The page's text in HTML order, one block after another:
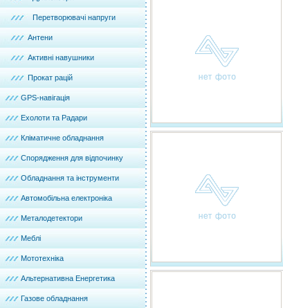
Перетворювачі напруги
Антени
Активні навушники
Прокат рацій
GPS-навігація
Ехолоти та Радари
Кліматичне обладнання
Спорядження для відпочинку
Обладнання та інструменти
Автомобільна електроніка
Металодетектори
Меблі
Мототехніка
Альтернативна Енергетика
Газове обладнання